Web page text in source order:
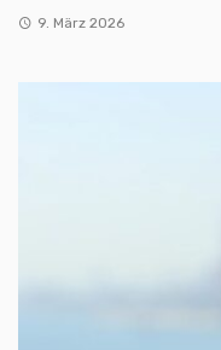
9. März 2026